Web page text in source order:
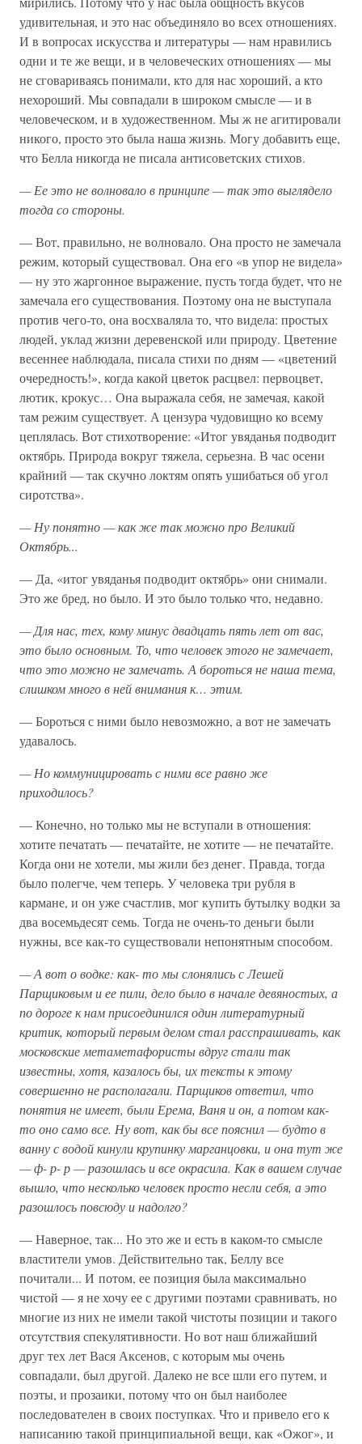
удивительная, и это нас объединяло во всех отношениях.
И в вопросах искусства и литературы — нам нравились
одни и те же вещи, и в человеческих отношениях — мы
не сговариваясь понимали, кто для нас хороший, а кто
нехороший. Мы совпадали в широком смысле — и в
человеческом, и в художественном. Мы ж не агитировали
никого, просто это была наша жизнь. Могу добавить еще,
что Белла никогда не писала антисоветских стихов.
— Ееэтоневолноваловпринципе —такэтовыглядело
тогдасостороны.
— Вот, правильно, не волновало. Она просто не замечала
режим, который существовал. Она его «в упор не видела»
— ну это жаргонное выражение, пусть тогда будет, что не
замечала его существования. Поэтому она не выступала
против чего-то, она восхваляла то, что видела: простых
людей, уклад жизни деревенской или природу. Цветение
весеннее наблюдала, писала стихи по дням — «цветений
очередность!», когда какой цветок расцвел: первоцвет,
лютик, крокус… Она выражала себя, не замечая, какой
там режим существует. А цензура чудовищно ко всему
цеплялась. Вот стихотворение: «Итог увяданья подводит
октябрь. Природа вокруг тяжела, серьезна. В час осени
крайний — так скучно локтям опять ушибаться об угол
сиротства».
— Нупонятно —какжетак можнопро Великий
Октябрь...
— Да, «итог увяданья подводит октябрь» они снимали.
Это же бред, но было. И это было только что, недавно.
— Длянас, тех, кому минусдвадцатьпятьлет от вас,
этобылоосновным. То, чточеловекэтогонезамечает,
чтоэто можнонезамечать. А боротьсяненашатема,
слишком многовнейвниманияк… этим.
— Бороться с ними было невозможно, а вот не замечать
удавалось.
— Нокоммуницироватьснимивсеравноже
приходилось?
— Конечно, но только мы не вступали в отношения:
хотите печатать — печатайте, не хотите — не печатайте.
Когда они не хотели, мы жили без денег. Правда, тогда
было полегче, чем теперь. У человека три рубля в
кармане, и он уже счастлив, мог купить бутылку водки за
два восемьдесят семь. Тогда не очень-то деньги были
нужны, все как-то существовали непонятным способом.
—А вот оводке: как-то мыслонялисьсЛешей
Парщиковымиеепили, делобыловначаледевяностых, а
подорогекнамприсоединилсяодинлитературный
критик, которыйпервымделомсталрасспрашивать, как
московские метаметафористывдругсталитак
известны, хотя, казалосьбы, ихтекстыкэтому
совершеннонерасполагали. Парщиковответил, что
понятиянеимеет, были Ерема, Ваняион, апотомкак-
тооносамовсе. Нувот, какбывсепояснил —будтов
ваннусводойкинуликрупинку марганцовки, ионатут же
—ф-р-р —разошласьивсеокрасила. Какввашемслучае
вышло, чтонесколькочеловекпростонеслисебя, аэто
разошлосьповсюдуинадолго?
— Наверное, так... Но это же и есть в каком-то смысле
властители умов. Действительно так, Беллу все
почитали... И потом, ее позиция была максимально
чистой — я не хочу ее с другими поэтами сравнивать, но
многие из них не имели такой чистоты позиции и такого
отсутствия спекулятивности. Но вот наш ближайший
друг тех лет Вася Аксенов, с которым мы очень
совпадали, был другой. Далеко не все шли его путем, и
поэты, и прозаики, потому что он был наиболее
последователен в своих поступках. Что и привело его к
написанию такой принципиальной вещи, как «Ожог», и